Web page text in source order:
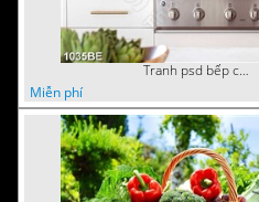
Tranh psd bếp chai rượu X.O trên bàn
Miễn phí